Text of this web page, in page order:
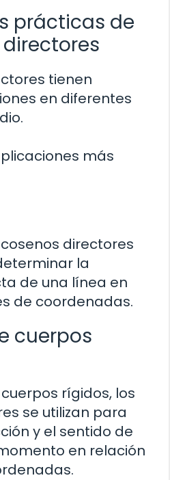
prácticas de
tienen
en diferentes
más
directores
la
de una línea en
de coordenadas.
cuerpos
rígidos, los
se utilizan para
y el sentido de
en relación